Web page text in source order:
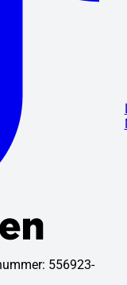
556923-